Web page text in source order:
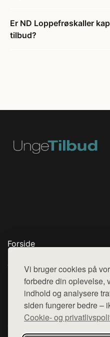
Vi bruger cookies på
forbedre din oplevelse,
indhold og analysere
siden fungerer bedre –
Cookie- og
Er ND Loppefrøskaller
tilbud?
Forside
Top Rabatter
Blog
Kontakt